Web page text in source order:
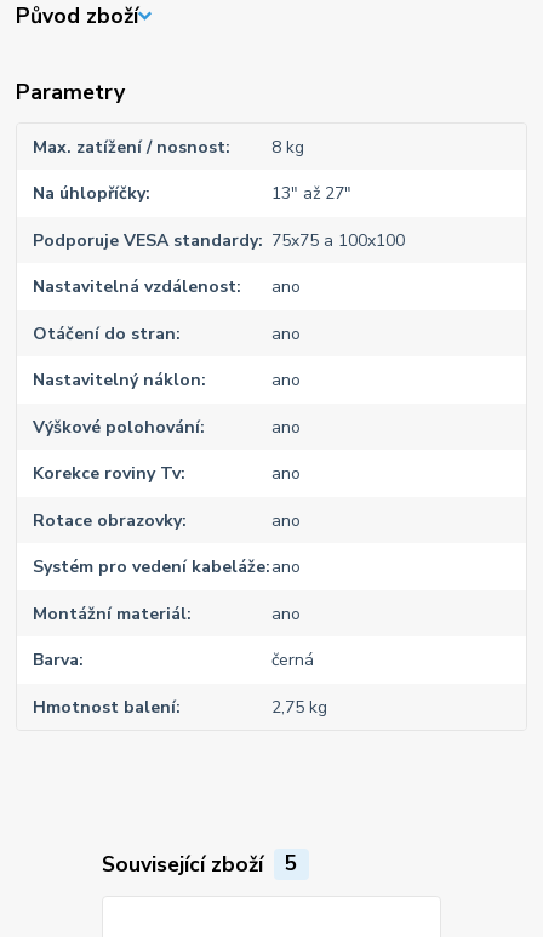
Původ zboží
Parametry
Max. zatížení / nosnost 8 kg
Na úhlopříčky 13" až 27"
Podporuje VESA standardy 75x75 a 100x100
Nastavitelná vzdálenost ano
Otáčení do stran ano
Nastavitelný náklon ano
Výškové polohování ano
Korekce roviny Tv ano
Rotace obrazovky ano
Systém pro vedení kabeláže ano
Montážní materiál ano
Barva černá
Hmotnost balení 2,75 kg
Související zboží 5